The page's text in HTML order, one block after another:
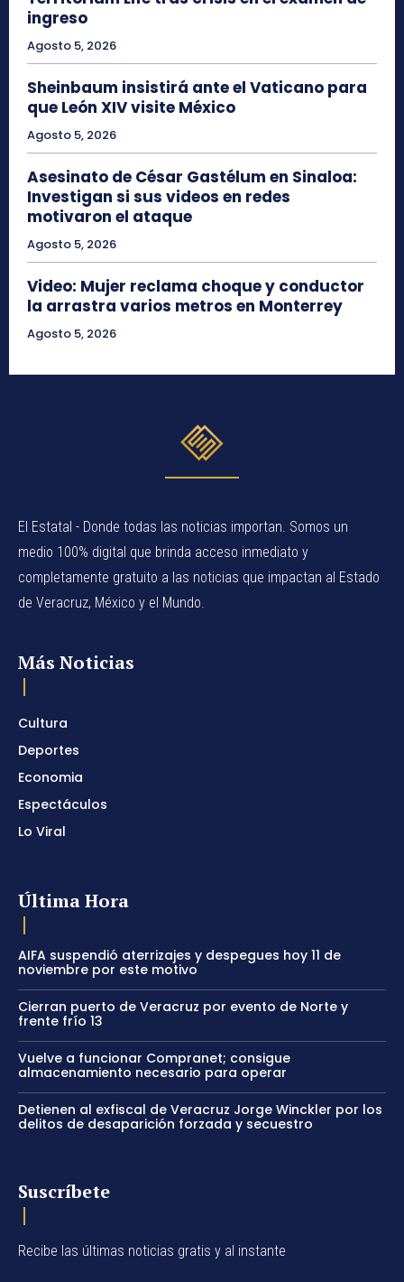
ingreso
Agosto 5, 2026
Sheinbaum insistirá ante el Vaticano para
que León XIV visite México
Agosto 5, 2026
Asesinato de César Gastélum en Sinaloa:
Investigan si sus videos en redes
motivaron el ataque
Agosto 5, 2026
Video: Mujer reclama choque y conductor
la arrastra varios metros en Monterrey
Agosto 5, 2026
El Estatal - Donde todas las noticias importan. Somos un
medio 100% digital que brinda acceso inmediato y
completamente gratuito a las noticias que impactan al Estado
de Veracruz, México y el Mundo.
Más Noticias
Cultura
Deportes
Economia
Espectáculos
Lo Viral
Última Hora
AIFA suspendió aterrizajes y despegues hoy 11 de
noviembre por este motivo
Cierran puerto de Veracruz por evento de Norte y
frente frío 13
Vuelve a funcionar Compranet; consigue
almacenamiento necesario para operar
Detienen al exfiscal de Veracruz Jorge Winckler por los
delitos de desaparición forzada y secuestro
Suscríbete
Recibe las últimas noticias gratis y al instante